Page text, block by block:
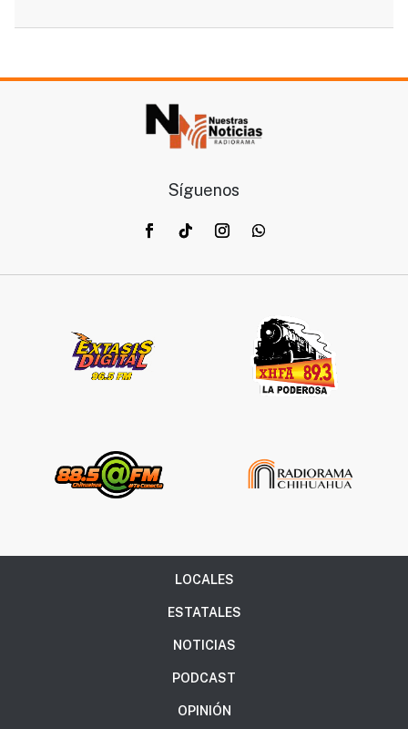
Síguenos
LOCALES
ESTATALES
NOTICIAS
PODCAST
OPINIÓN